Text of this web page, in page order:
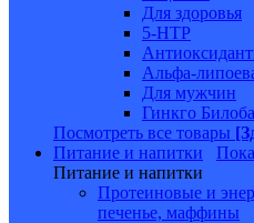
Для здоровья
5-HTP
Альфа-
Для мужчин
Гинкго Билоба
Посмотреть все товары
Питание и напитки
Питание и напитки
Протеиновые и
печенье, маффины